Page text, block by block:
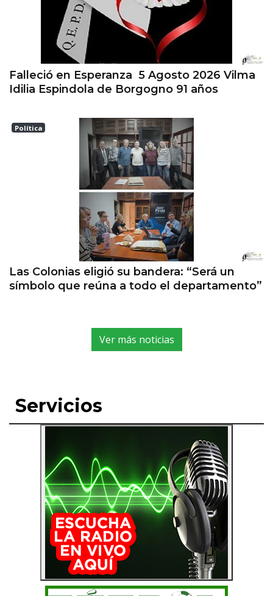
Falleció en Esperanza 5 Agosto 2026 Vilma
Idilia Espindola de Borgogno 91 años
Política
Las Colonias eligió su bandera: “Será un
símbolo que reúna a todo el departamento”
Ver más noticias
Servicios